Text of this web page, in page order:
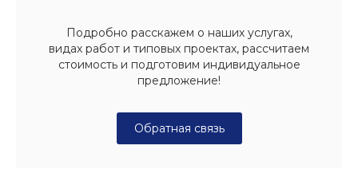
Подробно расскажем о наших услугах,
видах работ и типовых проектах, рассчитаем
стоимость и подготовим индивидуальное
предложение!
Обратная связь